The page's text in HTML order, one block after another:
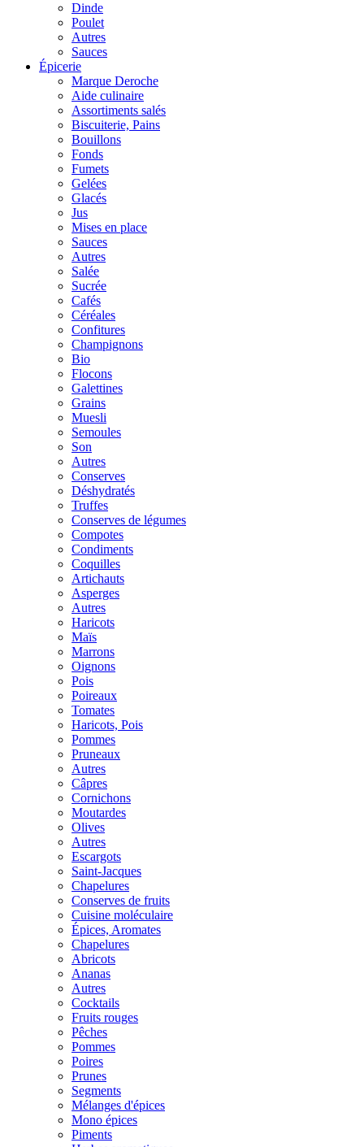
Dinde
Poulet
Autres
Sauces
Épicerie
Marque Deroche
Aide culinaire
Assortiments salés
Biscuiterie, Pains
Bouillons
Fonds
Fumets
Gelées
Glacés
Jus
Mises en place
Sauces
Autres
Salée
Sucrée
Cafés
Céréales
Confitures
Champignons
Bio
Flocons
Galettines
Grains
Muesli
Semoules
Son
Autres
Conserves
Déshydratés
Truffes
Conserves de légumes
Compotes
Condiments
Coquilles
Artichauts
Asperges
Autres
Haricots
Maïs
Marrons
Oignons
Pois
Poireaux
Tomates
Haricots, Pois
Pommes
Pruneaux
Autres
Câpres
Cornichons
Moutardes
Olives
Autres
Escargots
Saint-Jacques
Chapelures
Conserves de fruits
Cuisine moléculaire
Épices, Aromates
Chapelures
Abricots
Ananas
Autres
Cocktails
Fruits rouges
Pêches
Pommes
Poires
Prunes
Segments
Mélanges d'épices
Mono épices
Piments